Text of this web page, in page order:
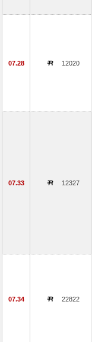
07.28 12020
07.33 12327
07.34 22822